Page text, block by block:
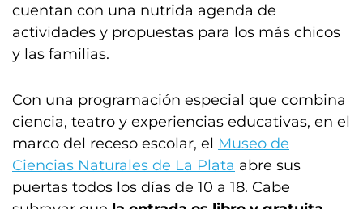
cuentan con una nutrida agenda de
actividades y propuestas para los más chicos
y las familias.
Con una programación especial que combina
ciencia, teatro y experiencias educativas, en el
marco del receso escolar, el Museo de
Ciencias Naturales de La Plata abre sus
puertas todos los días de 10 a 18. Cabe